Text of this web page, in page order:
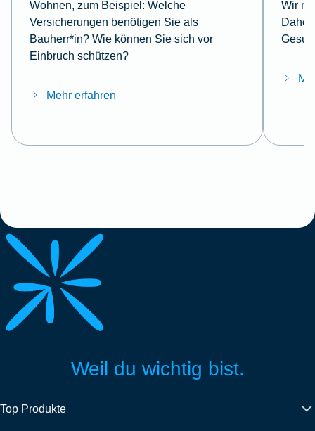
Wohnen, zum Beispiel: Welche
Versicherungen benötigen Sie als
Bauherr*in? Wie können Sie sich vor
Einbruch schützen?
Mehr erfahren
Wir
Daher
Weil du wichtig bist.
Top Produkte